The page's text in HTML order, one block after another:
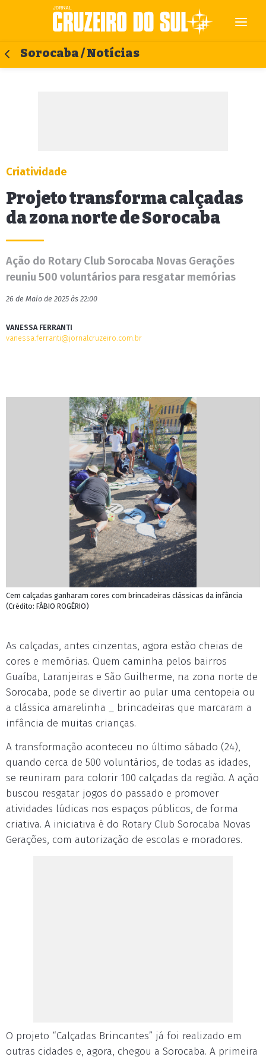
Sorocaba / Notícias
Criatividade
Projeto transforma calçadas
da zona norte de Sorocaba
Ação do Rotary Club Sorocaba Novas Gerações
reuniu 500 voluntários para resgatar memórias
26 de Maio de 2025 às 22:00
VANESSA FERRANTI
vanessa.ferranti@jornalcruzeiro.com.br
Cem calçadas ganharam cores com brincadeiras clássicas da infância
(Crédito: FÁBIO ROGÉRIO)
As calçadas, antes cinzentas, agora estão cheias de
cores e memórias. Quem caminha pelos bairros
Guaíba, Laranjeiras e São Guilherme, na zona norte de
Sorocaba, pode se divertir ao pular uma centopeia ou
a clássica amarelinha _ brincadeiras que marcaram a
infância de muitas crianças.
A transformação aconteceu no último sábado (24),
quando cerca de 500 voluntários, de todas as idades,
se reuniram para colorir 100 calçadas da região. A ação
buscou resgatar jogos do passado e promover
atividades lúdicas nos espaços públicos, de forma
criativa. A iniciativa é do Rotary Club Sorocaba Novas
Gerações, com autorização de escolas e moradores.
O projeto “Calçadas Brincantes” já foi realizado em
outras cidades e, agora, chegou a Sorocaba. A primeira